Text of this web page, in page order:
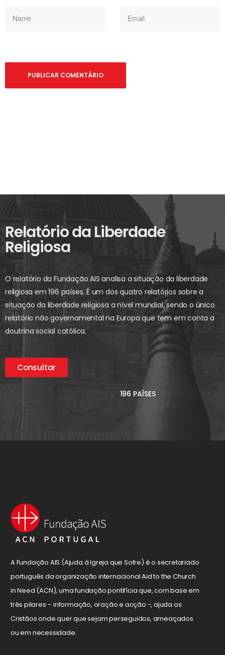
Relatório da Liberdade
Religiosa
O relatório da Fundação AIS analisa a situação da liberdade
religiosa em 196 países. É um dos quatro relatórios sobre a
situação da liberdade religiosa a nível mundial, sendo o único
relatório não governamental na Europa que tem em conta a
doutrina social católica.
Consultar
196 PAÍSES
A Fundação AIS (Ajuda à Igreja que Sofre) é o secretariado
português da organização internacional Aid to the Church
in Need (ACN), uma fundação pontifícia que, com base em
três pilares – informação, oração e acção -, ajuda os
Cristãos onde quer que sejam perseguidos, ameaçados
ou em necessidade.